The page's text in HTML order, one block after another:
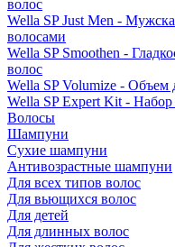
волос
Wella SP Just Men -
волосами
Wella SP Smoothen -
волос
Wella SP Volumize - Объем
Wella SP Expert Kit - Набор
Волосы
Шампуни
Сухие шампуни
Антивозрастные шампуни
Для всех типов волос
Для вьющихся волос
Для детей
Для длинных волос